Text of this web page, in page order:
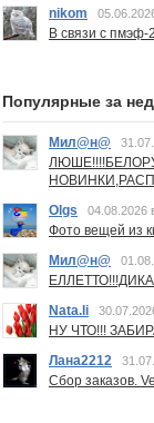
nikom
В связи с пмэф-
Популярные за
Мил@н@
Olgs
04.08.2026
Фото вещей из
Мил@н@
Nata.li
НУ ЧТО!!!
Лана2212
Сбор заказов.